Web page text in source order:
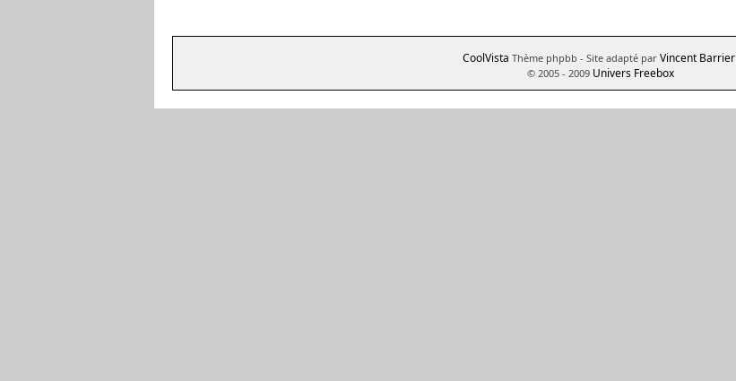
CoolVista Thème phpbb - Site adapté par Vincent Barrier
© 2005 - 2009 Univers Freebox